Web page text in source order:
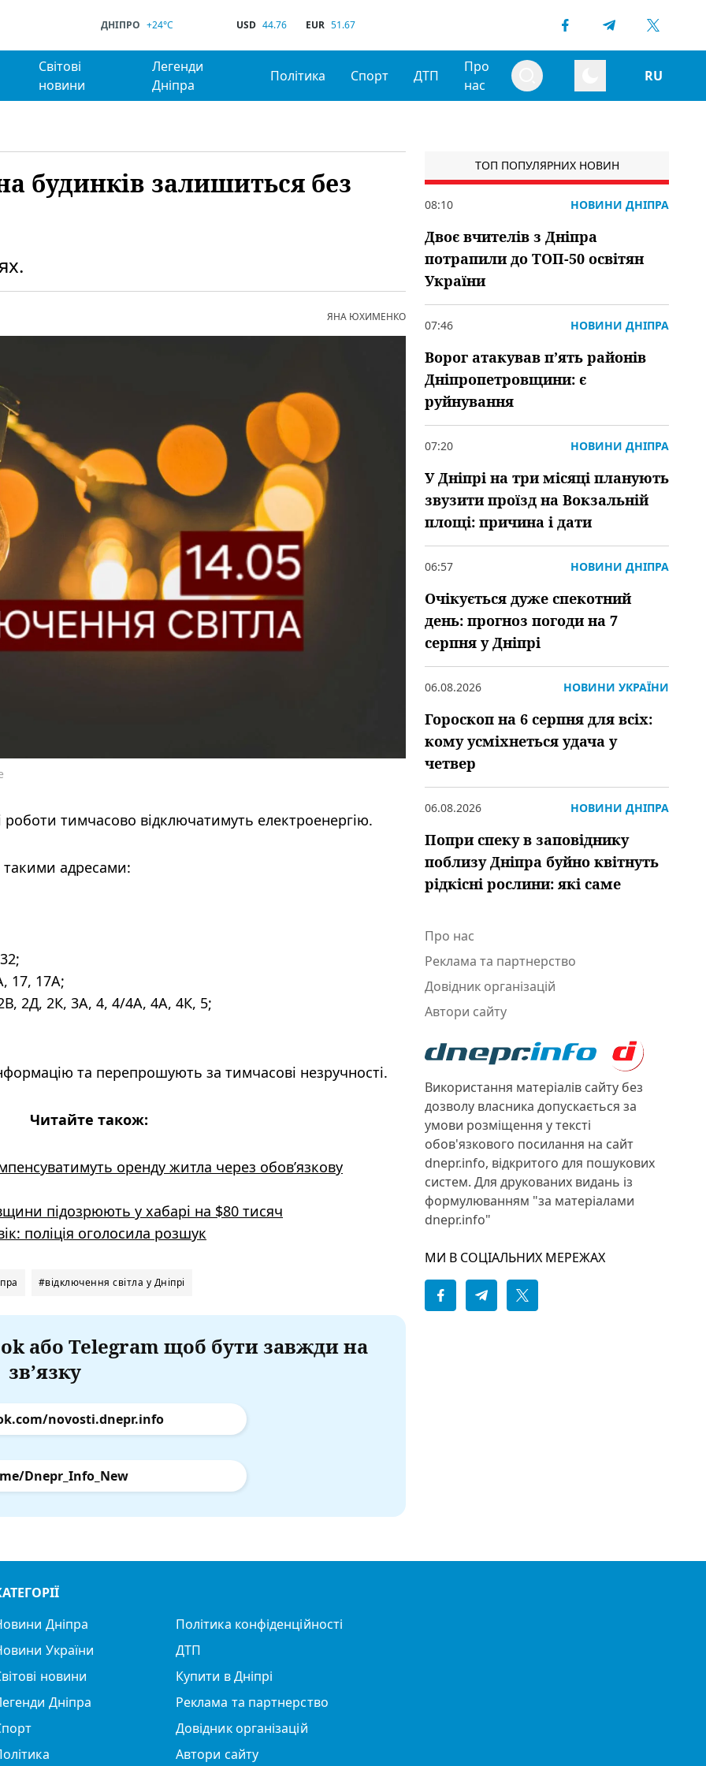
ДНІПРО +24°C USD 44.76 EUR 51.67
Світові
новини
Легенди
Дніпра
Політика Спорт ДТП
Про
нас
RU
будинків залишиться без
ЯНА ЮХИМЕНКО
роботи тимчасово відключатимуть електроенергію.
такими адресами:
17, 17А;
2Д, 2К, 3А, 4, 4/4А, 4А, 4К, 5;
та перепрошують за тимчасові незручності.
Читайте також:
оренду житла через обов’язкову
підозрюють у хабарі на $80 тисяч
поліція оголосила розшук
#відключення світла у Дніпрі
або Telegram щоб бути завжди на
зв’язку
novosti.dnepr.info
Dnepr_Info_New
ТОП ПОПУЛЯРНИХ НОВИН
08:10 НОВИНИ ДНІПРА
Двоє вчителів з Дніпра
потрапили до ТОП-50 освітян
України
07:46 НОВИНИ ДНІПРА
Ворог атакував пʼять районів
Дніпропетровщини: є
руйнування
07:20 НОВИНИ ДНІПРА
У Дніпрі на три місяці планують
звузити проїзд на Вокзальній
площі: причина і дати
06:57 НОВИНИ ДНІПРА
Очікується дуже спекотний
день: прогноз погоди на 7
серпня у Дніпрі
06.08.2026 НОВИНИ УКРАЇНИ
Гороскоп на 6 серпня для всіх:
кому усміхнеться удача у
четвер
06.08.2026 НОВИНИ ДНІПРА
Попри спеку в заповіднику
поблизу Дніпра буйно квітнуть
рідкісні рослини: які саме
Про нас
Реклама та партнерство
Довідник організацій
Автори сайту
Використання матеріалів сайту без
дозволу власника допускається за
умови розміщення у тексті
обов'язкового посилання на сайт
dnepr.info, відкритого для пошукових
систем. Для друкованих видань із
формулюванням "за матеріалами
dnepr.info"
МИ В СОЦІАЛЬНИХ МЕРЕЖАХ
Дніпра
України
новини
Дніпра
Політика конфіденційності
ДТП
Купити в Дніпрі
Реклама та партнерство
Довідник організацій
Автори сайту